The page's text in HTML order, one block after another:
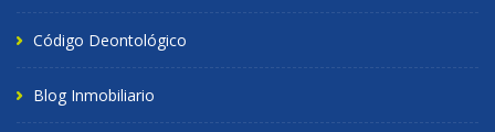
Código Deontológico
Blog Inmobiliario